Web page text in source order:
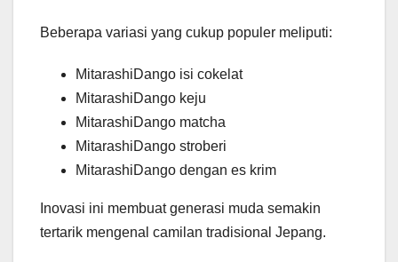
Beberapa variasi yang cukup populer meliputi:
MitarashiDango isi cokelat
MitarashiDango keju
MitarashiDango matcha
MitarashiDango stroberi
MitarashiDango dengan es krim
Inovasi ini membuat generasi muda semakin
tertarik mengenal camilan tradisional Jepang.